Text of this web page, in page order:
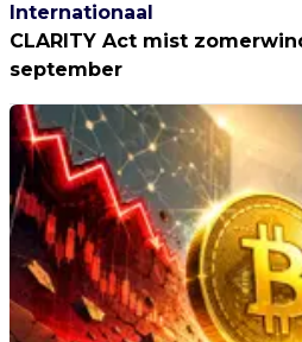
Internationaal
CLARITY Act mist
september